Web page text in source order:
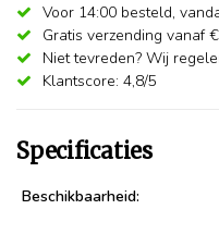
Voor 14:00 besteld,
Gratis verzending vanaf
Niet tevreden? Wij
Klantscore: 4,8/5
Specificaties
Beschikbaarheid: